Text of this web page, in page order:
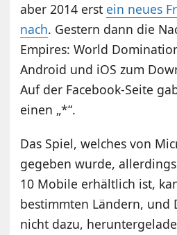
aber 2014 erst ein neues
nach. Gestern dann die
Empires: World
Android und iOS zum
Auf der Facebook-Seite
einen „*“.
Das Spiel, welches von
gegeben wurde,
10 Mobile erhältlich ist,
bestimmten Ländern, und
nicht dazu,